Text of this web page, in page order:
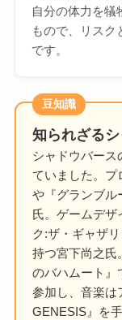
自分の体力を犠
もので、リスク
です。
豆知識
知られざる
シャドウバース
ていました。プ
や『グランブル
氏。ゲームデザ
ク:ザ・ギャザ
持つ宮下尚之氏
のバハムート』
参加し、音楽は
GENESIS』を